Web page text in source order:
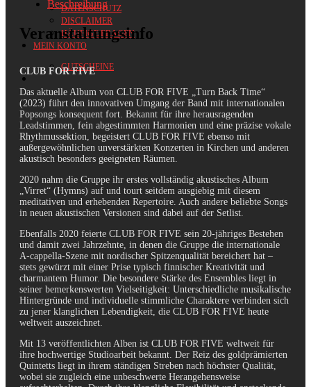
DATENSCHUTZ
DISCLAIMER
HÄUFIGE FRAGEN
MEIN KONTO
GUTSCHEINE
Beschreibung
Veranstaltungsinfo
CLUB FOR FIVE
Das aktuelle Album von CLUB FOR FIVE „Turn Back Time“
(2023) führt den innovativen Umgang der Band mit internationalen
Popsongs konsequent fort. Bekannt für ihre herausragenden
Leadstimmen, fein abgestimmten Harmonien und eine präzise vokale
Rhythmussektion, begeistert CLUB FOR FIVE ebenso mit
außergewöhnlichen unverstärkten Konzerten in Kirchen und anderen
akustisch besonders geeigneten Räumen.
2020 nahm die Gruppe ihr erstes vollständig akustisches Album
„Virret“ (Hymns) auf und tourt seitdem ausgiebig mit diesem
meditativen und erhebenden Repertoire. Auch andere beliebte Songs
in neuen akustischen Versionen sind dabei auf der Setlist.
Ebenfalls 2020 feierte CLUB FOR FIVE sein 20-jähriges Bestehen
und damit zwei Jahrzehnte, in denen die Gruppe die internationale
A-cappella-Szene mit nordischer Spitzenqualität bereichert hat –
stets gewürzt mit einer Prise typisch finnischer Kreativität und
charmantem Humor. Die besondere Stärke des Ensembles liegt in
seiner bemerkenswerten Vielseitigkeit: Unterschiedliche musikalische
Hintergründe und individuelle stimmliche Charaktere verbinden sich
zu jener klanglichen Lebendigkeit, die CLUB FOR FIVE heute
weltweit auszeichnet.
Mit 13 veröffentlichten Alben ist CLUB FOR FIVE weltweit für
ihre hochwertige Studioarbeit bekannt. Der Reiz des goldprämierten
Quintetts liegt in ihrem ständigen Streben nach höchster Qualität,
wobei sie zugleich eine unbeschwerte Herangehensweise